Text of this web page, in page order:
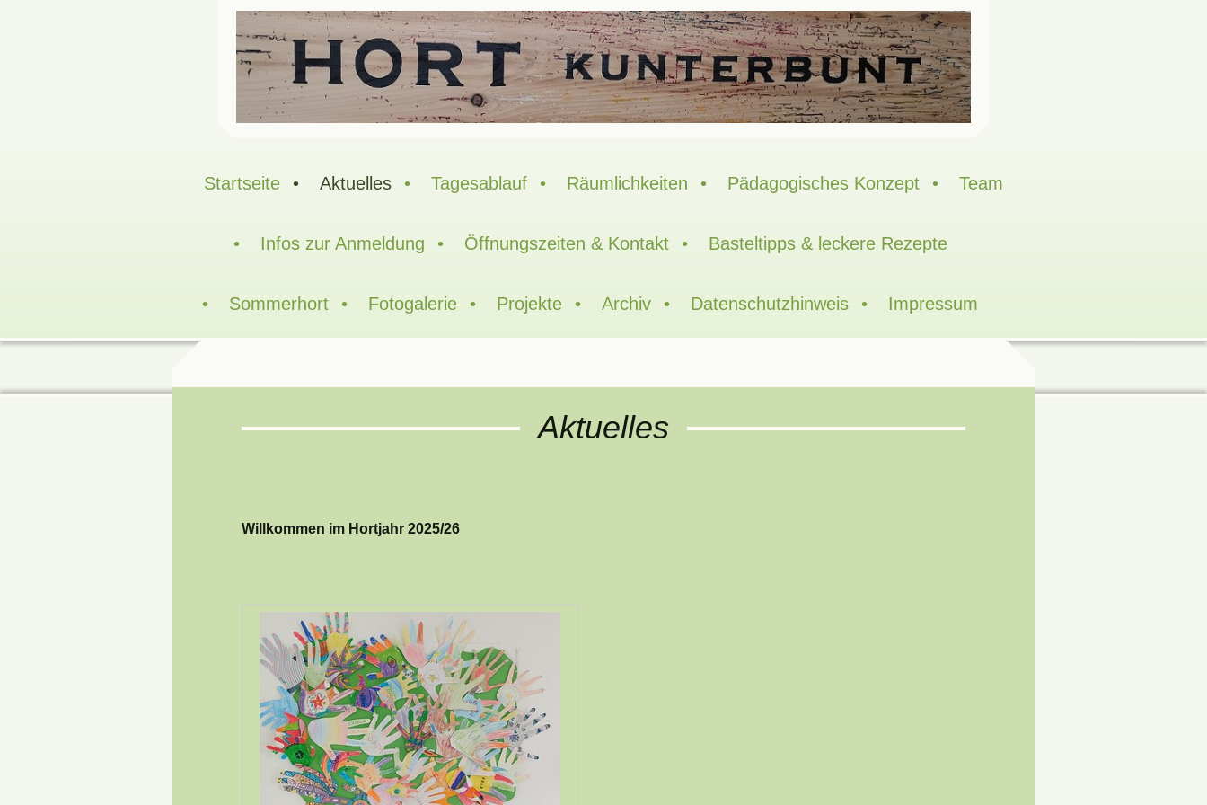
Startseite Aktuelles Tagesablauf Räumlichkeiten Pädagogisches Konzept Team
Infos zur Anmeldung Öffnungszeiten & Kontakt Basteltipps & leckere Rezepte
Sommerhort Fotogalerie Projekte Archiv Datenschutzhinweis Impressum
Aktuelles
Willkommen im Hortjahr 2025/26